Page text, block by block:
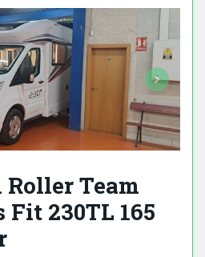
Roller Team
Fit 230TL 165